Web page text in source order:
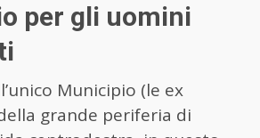
per gli uomini
Municipio (le ex
grande periferia di